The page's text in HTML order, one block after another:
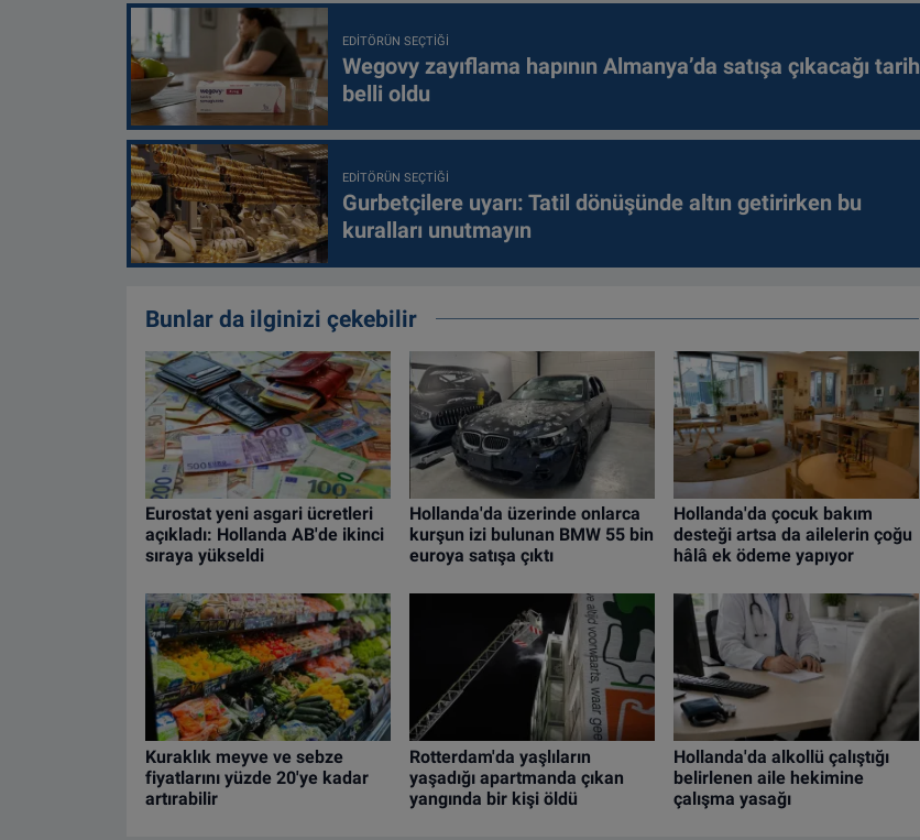
EDITÖRÜN SEÇTIĞI
Wegovy zayıflama hapının Almanya’da satışa çıkacağı tarih
belli oldu
EDITÖRÜN SEÇTIĞI
Gurbetçilere uyarı: Tatil dönüşünde altın getirirken bu
kuralları unutmayın
Bunlar da ilginizi çekebilir
Eurostat yeni asgari ücretleri
açıkladı: Hollanda AB'de ikinci
sıraya yükseldi
Hollanda'da üzerinde onlarca
kurşun izi bulunan BMW 55 bin
euroya satışa çıktı
Hollanda'da çocuk bakım
desteği artsa da ailelerin çoğu
hâlâ ek ödeme yapıyor
Kuraklık meyve ve sebze
fiyatlarını yüzde 20'ye kadar
artırabilir
Rotterdam'da yaşlıların
yaşadığı apartmanda çıkan
yangında bir kişi öldü
Hollanda'da alkollü çalıştığı
belirlenen aile hekimine
çalışma yasağı